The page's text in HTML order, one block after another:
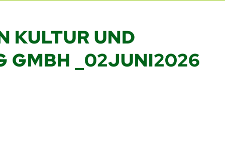
KULTUR UND
GMBH _02JUNI2026